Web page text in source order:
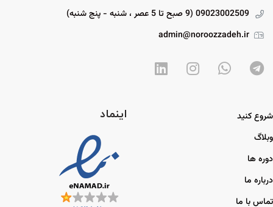
09023002509 (9 صبح تا 5 عصر ، شنبه - پنج شنبه)
admin@noroozzadeh.ir
شروع کنید
وبلاگ
دوره ها
درباره ما
تماس با ما
اینماد